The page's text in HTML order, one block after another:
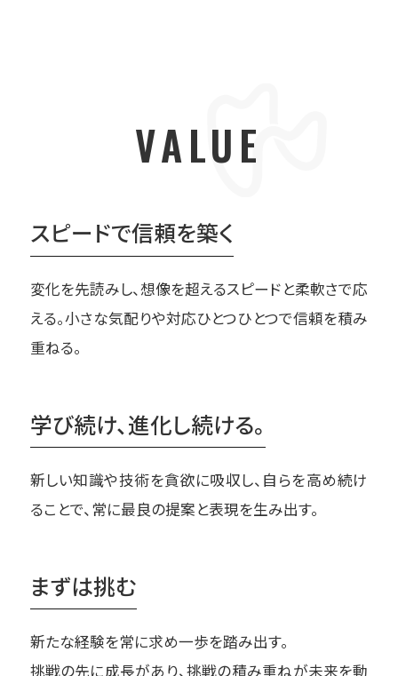
VALUE
スピードで信頼を築く
変化を先読みし、想像を超えるスピードと柔軟さで応
える。小さな気配りや対応ひとつひとつで信頼を積み
重ねる。
学び続け、進化し続ける。
新しい知識や技術を貪欲に吸収し、自らを高め続け
ることで、 常に最良の提案と表現を生み出す。
まずは挑む
新たな経験を常に求め一歩を踏み出す。
挑戦の先に成長があり、挑戦の積み重ねが未来を動